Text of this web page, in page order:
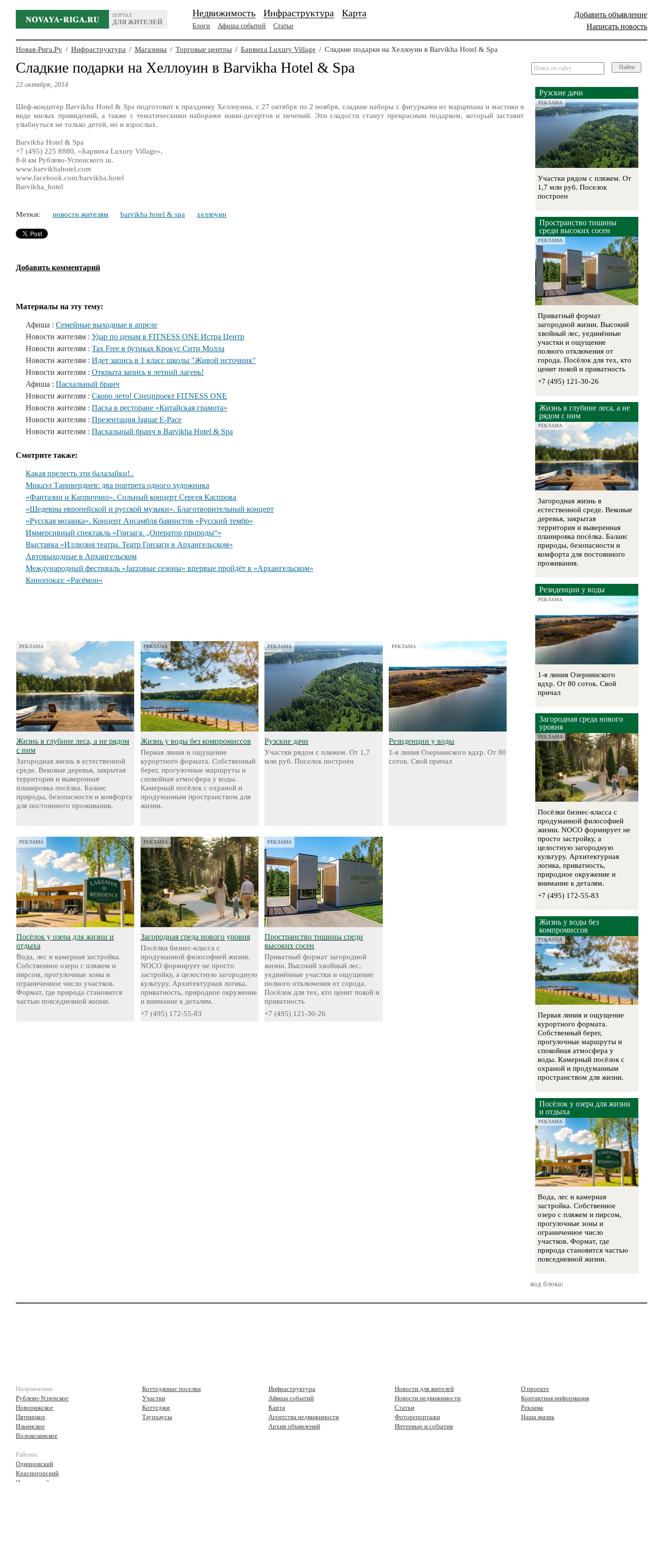
ПОРТАЛ
ДЛЯ ЖИТЕЛЕЙ
Добавить объявление
Написать новость
Недвижимость Инфраструктура Карта
Блоги Афиша событий Статьи
Новая-Рига.Ру / Инфраструктура / Магазины / Торговые центры / Барвиха Luxury Village / Сладкие подарки на Хеллоуин в Barvikha Hotel & Spa
Сладкие подарки на Хеллоуин в Barvikha Hotel & Spa
22 октября, 2014
Шеф-кондитер Barvikha Hotel & Spa подготовит к празднику Хеллоуина, c 27 октября по 2 ноября, сладкие наборы с фигурками из марципана и мастики в
виде милых привидений, а также с тематическими наборами мини-десертов и печений. Эти сладости станут прекрасным подарком, который заставит
улыбнуться не только детей, но и взрослых.
Barvikha Hotel & Spa
+7 (495) 225 8880, «Барвиха Luxury Village»,
8-й км Рублево-Успенского ш.
www.barvikhahotel.com
www.facebook.com/barvikha.hotel
Barvikha_hotel
Метки: новости жителям barvikha hotel & spa хеллоуин
Добавить комментарий
Материалы на эту тему:
Афиша : Семейные выходные в апреле
Новости жителям : Удар по ценам в FITNESS ONE Истра Центр
Новости жителям : Tax Free в бутиках Крокус Сити Молла
Новости жителям : Идет запись в 1 класс школы "Живой источник"
Новости жителям : Открыта запись в летний лагерь!
Афиша : Пасхальный бранч
Новости жителям : Скоро лето! Спецпроект FITNESS ONE
Новости жителям : Пасха в ресторане «Китайская грамота»
Новости жителям : Презентация Jaguar E-Pace
Новости жителям : Пасхальный бранч в Barvikha Hotel & Spa
Смотрите также:
Какая прелесть эти балалайки!..
Микаэл Таривердиев: два портрета одного художника
«Фантазии и Каприччио». Сольный концерт Сергея Каспрова
«Шедевры европейской и русской музыки». Благотворительный концерт
«Русская мозаика». Концерт Ансамбля баянистов «Русский тембр»
Иммерсивный спектакль «Гонзага. „Оператор природы“»
Выставка «Иллюзия театра. Театр Гонзаги в Архангельском»
Автовыходные в Архангельском
Международный фестиваль «Jazzовые сезоны» впервые пройдёт в «Архангельском»
Кинопоказ: «Расёмон»
РЕКЛАМА
Жизнь в глубине леса, а не рядом
с ним
Загородная жизнь в естественной
среде. Вековые деревья, закрытая
территория и выверенная
планировка посёлка. Баланс
природы, безопасности и комфорта
для постоянного проживания.
РЕКЛАМА
Жизнь у воды без компромиссов
Первая линия и ощущение
курортного формата. Собственный
берег, прогулочные маршруты и
спокойная атмосфера у воды.
Камерный посёлок с охраной и
продуманным пространством для
жизни.
РЕКЛАМА
Рузские дачи
Участки рядом с пляжем. От 1,7
млн руб. Поселок построен
РЕКЛАМА
Резиденции у воды
1-я линия Озернинского вдхр. От 80
соток. Свой причал
РЕКЛАМА
Посёлок у озера для жизни и
отдыха
Вода, лес и камерная застройка.
Собственное озеро с пляжем и
пирсом, прогулочные зоны и
ограниченное число участков.
Формат, где природа становится
частью повседневной жизни.
РЕКЛАМА
Загородная среда нового уровня
Посёлки бизнес-класса с
продуманной философией жизни.
NOCO формирует не просто
застройку, а целостную загородную
культуру. Архитектурная логика,
приватность, природное окружение
и внимание к деталям.
+7 (495) 172-55-83
РЕКЛАМА
Пространство тишины среди
высоких сосен
Приватный формат загородной
жизни. Высокий хвойный лес,
уединённые участки и ощущение
полного отключения от города.
Посёлок для тех, кто ценит покой и
приватность
+7 (495) 121-30-26
Найти
Рузские дачи
РЕКЛАМА
Участки рядом с пляжем. От
1,7 млн руб. Поселок
построен
Пространство тишины
среди высоких сосен
РЕКЛАМА
Приватный формат
загородной жизни. Высокий
хвойный лес, уединённые
участки и ощущение
полного отключения от
города. Посёлок для тех, кто
ценит покой и приватность
+7 (495) 121-30-26
Жизнь в глубине леса, а не
рядом с ним
РЕКЛАМА
Загородная жизнь в
естественной среде. Вековые
деревья, закрытая
территория и выверенная
планировка посёлка. Баланс
природы, безопасности и
комфорта для постоянного
проживания.
Резиденции у воды
РЕКЛАМА
1-я линия Озернинского
вдхр. От 80 соток. Свой
причал
Загородная среда нового
уровня
РЕКЛАМА
Посёлки бизнес-класса с
продуманной философией
жизни. NOCO формирует не
просто застройку, а
целостную загородную
культуру. Архитектурная
логика, приватность,
природное окружение и
внимание к деталям.
+7 (495) 172-55-83
Жизнь у воды без
компромиссов
РЕКЛАМА
Первая линия и ощущение
курортного формата.
Собственный берег,
прогулочные маршруты и
спокойная атмосфера у
воды. Камерный посёлок с
охраной и продуманным
пространством для жизни.
Посёлок у озера для жизни
и отдыха
РЕКЛАМА
Вода, лес и камерная
застройка. Собственное
озеро с пляжем и пирсом,
прогулочные зоны и
ограниченное число
участков. Формат, где
природа становится частью
повседневной жизни.
код блока:
Направления:
Рублево-Успенское
Новорижское
Пятницкое
Ильинское
Волоколамское
Районы:
Одинцовский
Красногорский
Истринский
Коттеджные поселки
Участки
Коттеджи
Таунхаусы
Инфраструктура
Афиша событий
Карта
Агентства недвижимости
Архив объявлений
Новости для жителей
Новости недвижимости
Статьи
Фоторепортажи
Интервью и события
О проекте
Контактная информация
Реклама
Наша жизнь